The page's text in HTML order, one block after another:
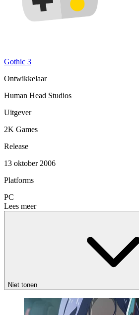
Gothic 3
Ontwikkelaar
Human Head Studios
Uitgever
2K Games
Release
13 oktober 2006
Platforms
PC
Lees meer
Niet tonen